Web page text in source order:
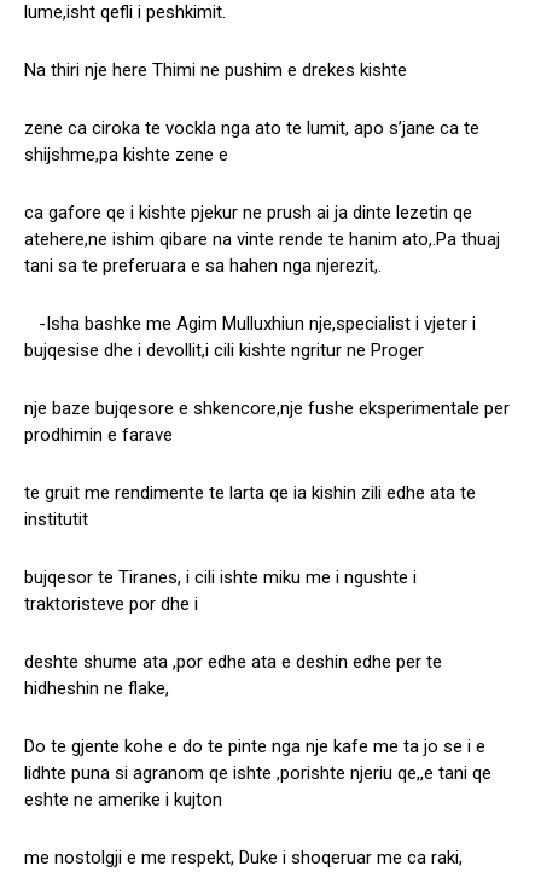
lume,isht qefli i peshkimit.
Na thiri nje here Thimi ne pushim e drekes kishte
zene ca ciroka te vockla nga ato te lumit, apo s’jane ca te
shijshme,pa kishte zene e
ca gafore qe i kishte pjekur ne prush ai ja dinte lezetin qe
atehere,ne ishim qibare na vinte rende te hanim ato,.Pa thuaj
tani sa te preferuara e sa hahen nga njerezit,.
-Isha bashke me Agim Mulluxhiun nje,specialist i vjeter i
bujqesise dhe i devollit,i cili kishte ngritur ne Proger
nje baze bujqesore e shkencore,nje fushe eksperimentale per
prodhimin e farave
te gruit me rendimente te larta qe ia kishin zili edhe ata te
institutit
bujqesor te Tiranes, i cili ishte miku me i ngushte i
traktoristeve por dhe i
deshte shume ata ,por edhe ata e deshin edhe per te
hidheshin ne flake,
Do te gjente kohe e do te pinte nga nje kafe me ta jo se i e
lidhte puna si agranom qe ishte ,porishte njeriu qe,,e tani qe
eshte ne amerike i kujton
me nostolgji e me respekt, Duke i shoqeruar me ca raki,